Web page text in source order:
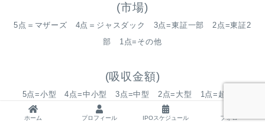
(市場)
5点＝マザーズ 4点＝ジャスダック 3点=東証一部 2点=東証2
部 1点=その他
(吸収金額)
5点=小型 4点=中小型 3点=中型 2点=大型 1点=超大型
ホーム プロフィール IPOスケジュール フォロー